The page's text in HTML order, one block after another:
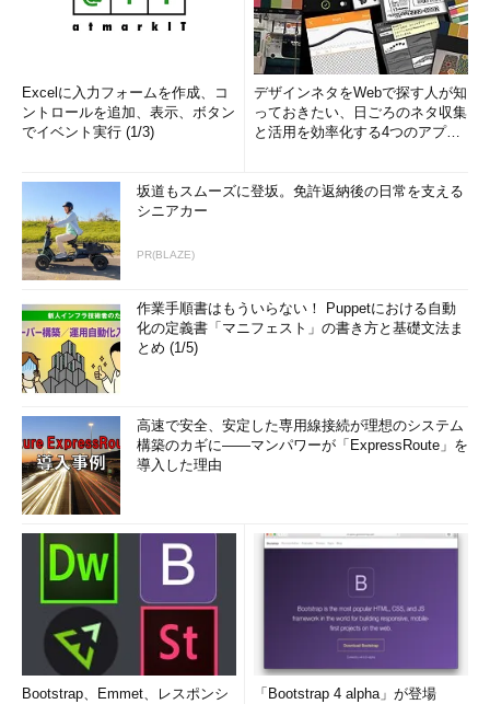
Excelに入力フォームを作成、コ
ントロールを追加、表示、ボタン
でイベント実行 (1/3)
デザインネタをWebで探す人が知
っておきたい、日ごろのネタ収集
と活用を効率化する4つのアプリ
坂道もスムーズに登坂。免許返納後の日常を支える
シニアカー
PR(BLAZE)
作業手順書はもういらない！ Puppetにおける自動
化の定義書「マニフェスト」の書き方と基礎文法ま
とめ (1/5)
高速で安全、安定した専用線接続が理想のシステム
構築のカギに――マンパワーが「ExpressRoute」を
導入した理由
Bootstrap、Emmet、レスポンシ
「Bootstrap 4 alpha」が登場